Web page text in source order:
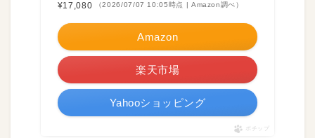
¥17,080
（2026/07/07 10:05時点 | Amazon調べ）
Amazon
楽天市場
Yahooショッピング
ポチップ